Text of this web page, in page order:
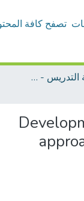
تصفح كافة
بحوث أعضاء هيئة التدريس - الحاسب الألي